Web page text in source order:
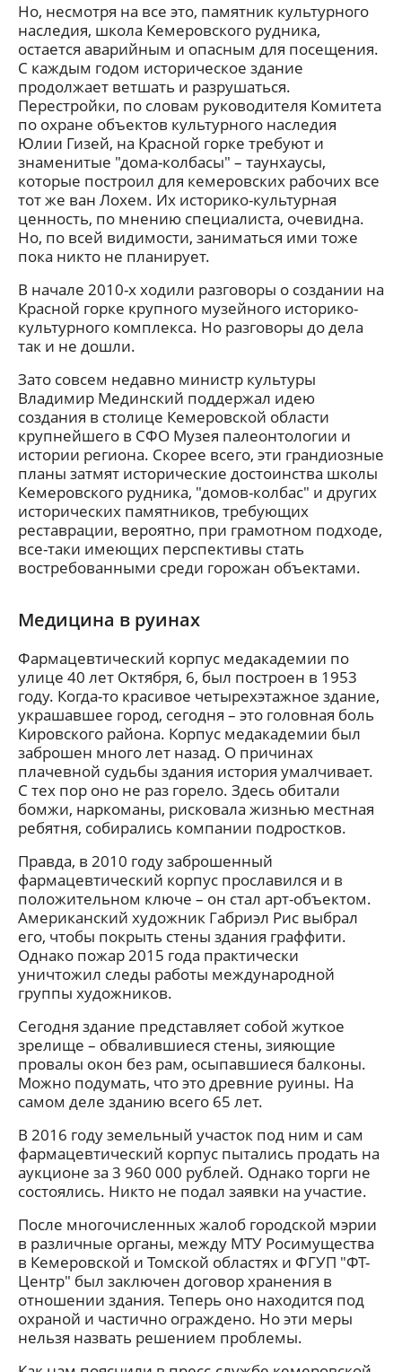
Но, несмотря на все это, памятник культурного
наследия, школа Кемеровского рудника,
остается аварийным и опасным для посещения.
С каждым годом историческое здание
продолжает ветшать и разрушаться.
Перестройки, по словам руководителя Комитета
по охране объектов культурного наследия
Юлии Гизей, на Красной горке требуют и
знаменитые "дома-колбасы" – таунхаусы,
которые построил для кемеровских рабочих все
тот же ван Лохем. Их историко-культурная
ценность, по мнению специалиста, очевидна.
Но, по всей видимости, заниматься ими тоже
пока никто не планирует.
В начале 2010-х ходили разговоры о создании на
Красной горке крупного музейного историко-
культурного комплекса. Но разговоры до дела
так и не дошли.
Зато совсем недавно министр культуры
Владимир Мединский поддержал идею
создания в столице Кемеровской области
крупнейшего в СФО Музея палеонтологии и
истории региона. Скорее всего, эти грандиозные
планы затмят исторические достоинства школы
Кемеровского рудника, "домов-колбас" и других
исторических памятников, требующих
реставрации, вероятно, при грамотном подходе,
все-таки имеющих перспективы стать
востребованными среди горожан объектами.
Медицина в руинах
Фармацевтический корпус медакадемии по
улице 40 лет Октября, 6, был построен в 1953
году. Когда-то красивое четырехэтажное здание,
украшавшее город, сегодня – это головная боль
Кировского района. Корпус медакадемии был
заброшен много лет назад. О причинах
плачевной судьбы здания история умалчивает.
С тех пор оно не раз горело. Здесь обитали
бомжи, наркоманы, рисковала жизнью местная
ребятня, собирались компании подростков.
Правда, в 2010 году заброшенный
фармацевтический корпус прославился и в
положительном ключе – он стал арт-объектом.
Американский художник Габриэл Рис выбрал
его, чтобы покрыть стены здания граффити.
Однако пожар 2015 года практически
уничтожил следы работы международной
группы художников.
Сегодня здание представляет собой жуткое
зрелище – обвалившиеся стены, зияющие
провалы окон без рам, осыпавшиеся балконы.
Можно подумать, что это древние руины. На
самом деле зданию всего 65 лет.
В 2016 году земельный участок под ним и сам
фармацевтический корпус пытались продать на
аукционе за 3 960 000 рублей. Однако торги не
состоялись. Никто не подал заявки на участие.
После многочисленных жалоб городской мэрии
в различные органы, между МТУ Росимущества
в Кемеровской и Томской областях и ФГУП "ФТ-
Центр" был заключен договор хранения в
отношении здания. Теперь оно находится под
охраной и частично ограждено. Но эти меры
нельзя назвать решением проблемы.